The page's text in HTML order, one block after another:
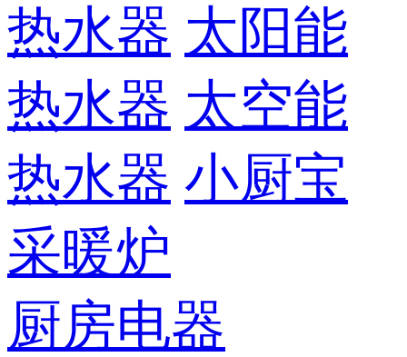
热水器 太阳能
热水器 太空能
热水器 小厨宝
采暖炉
厨房电器